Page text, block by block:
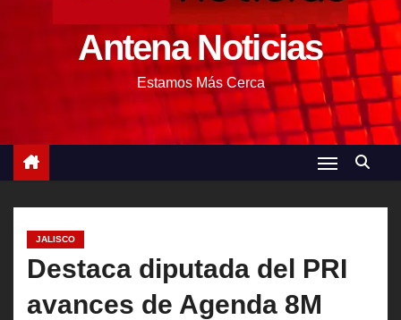
Antena Noticias
Estamos Más Cerca
JALISCO
Destaca diputada del PRI
avances de Agenda 8M